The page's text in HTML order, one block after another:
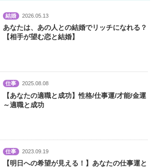
結婚 2026.05.13
あなたは、あの人との結婚でリッチになれる？
【相手が望む恋と結婚】
仕事 2025.08.08
【あなたの適職と成功】性格/仕事運/才能/金運
～適職と成功
仕事 2023.09.19
【明日への希望が見える！】あなたの仕事運と